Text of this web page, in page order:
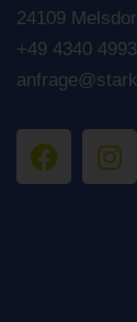
24109
+49 4340